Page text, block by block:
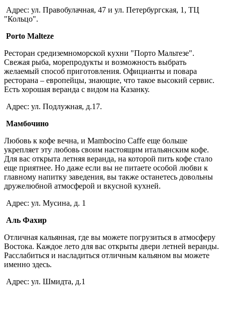
Адрес: ул. Правобулачная, 47 и ул. Петербургская, 1, ТЦ
"Кольцо".
Porto Malteze
Ресторан средиземноморской кухни "Порто Мальтезе".
Свежая рыба, морепродукты и возможность выбрать
желаемый способ приготовления. Официанты и повара
ресторана – европейцы, знающие, что такое высокий сервис.
Есть хорошая веранда с видом на Казанку.
Адрес: ул. Подлужная, д.17.
Мамбочино
Любовь к кофе вечна, и Mambocino Caffe еще больше
укрепляет эту любовь своим настоящим итальянским кофе.
Для вас открыта летняя веранда, на которой пить кофе стало
еще приятнее. Но даже если вы не питаете особой любви к
главному напитку заведения, вы также останетесь довольны
дружелюбной атмосферой и вкусной кухней.
Адрес: ул. Мусина, д. 1
Аль Фахир
Отличная кальянная, где вы можете погрузиться в атмосферу
Востока. Каждое лето для вас открыты двери летней веранды.
Расслабиться и насладиться отличным кальяном вы можете
именно здесь.
Адрес: ул. Шмидта, д.1